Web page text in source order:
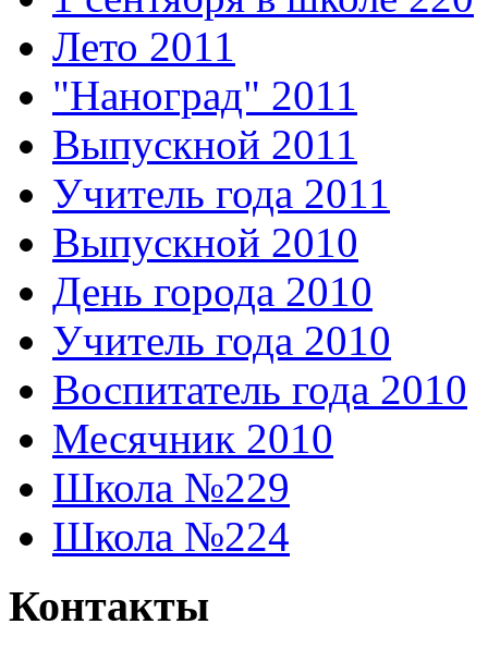
Лето 2011
"Наноград" 2011
Выпускной 2011
Учитель года 2011
Выпускной 2010
День города 2010
Учитель года 2010
Воспитатель года 2010
Месячник 2010
Школа №229
Школа №224
Контакты